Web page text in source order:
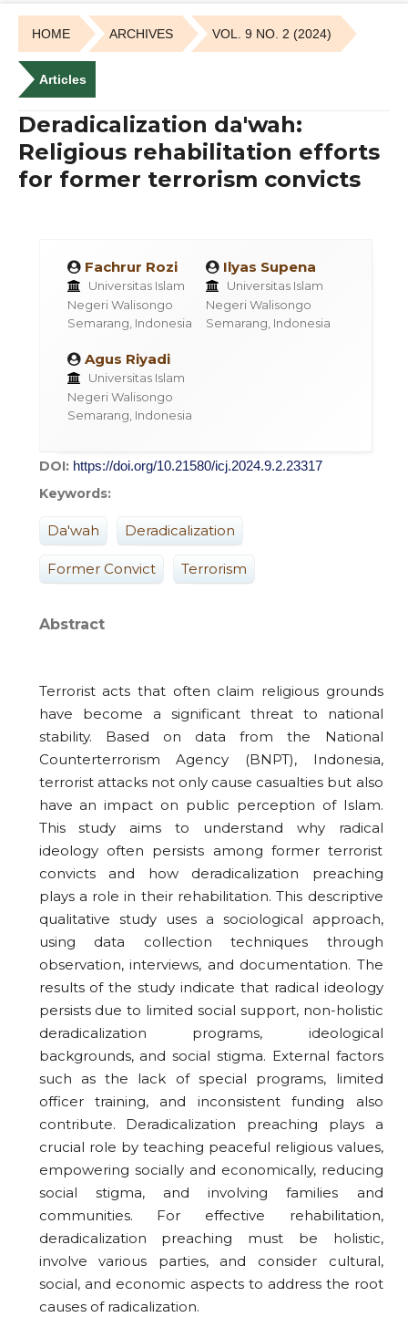
HOME ARCHIVES VOL. 9 NO. 2 (2024)
Articles
Deradicalization da'wah:
Religious rehabilitation efforts
for former terrorism convicts
Fachrur Rozi
Universitas Islam
Negeri Walisongo
Semarang, Indonesia
Ilyas Supena
Universitas Islam
Negeri Walisongo
Semarang, Indonesia
Agus Riyadi
Universitas Islam
Negeri Walisongo
Semarang, Indonesia
DOI: https://doi.org/10.21580/icj.2024.9.2.23317
Keywords:
Da'wah Deradicalization
Former Convict Terrorism
Abstract
Terrorist acts that often claim religious grounds
have become a significant threat to national
stability. Based on data from the National
Counterterrorism Agency (BNPT), Indonesia,
terrorist attacks not only cause casualties but also
have an impact on public perception of Islam.
This study aims to understand why radical
ideology often persists among former terrorist
convicts and how deradicalization preaching
plays a role in their rehabilitation. This descriptive
qualitative study uses a sociological approach,
using data collection techniques through
observation, interviews, and documentation. The
results of the study indicate that radical ideology
persists due to limited social support, non-holistic
deradicalization programs, ideological
backgrounds, and social stigma. External factors
such as the lack of special programs, limited
officer training, and inconsistent funding also
contribute. Deradicalization preaching plays a
crucial role by teaching peaceful religious values,
empowering socially and economically, reducing
social stigma, and involving families and
communities. For effective rehabilitation,
deradicalization preaching must be holistic,
involve various parties, and consider cultural,
social, and economic aspects to address the root
causes of radicalization.